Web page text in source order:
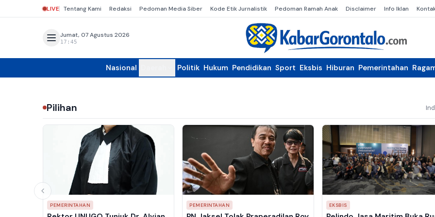
LIVE Tentang Kami Redaksi Pedoman Media Siber Kode Etik Jurnalistik Pedoman Ramah Anak Disclaimer Info Iklan
Jumat, 07 Agustus 2026
17:45
Nasional Politik Hukum Pendidikan Sport Eksbis Hiburan Pemerintahan
Pilihan
PEMERINTAHAN PEMERINTAHAN EKSBIS